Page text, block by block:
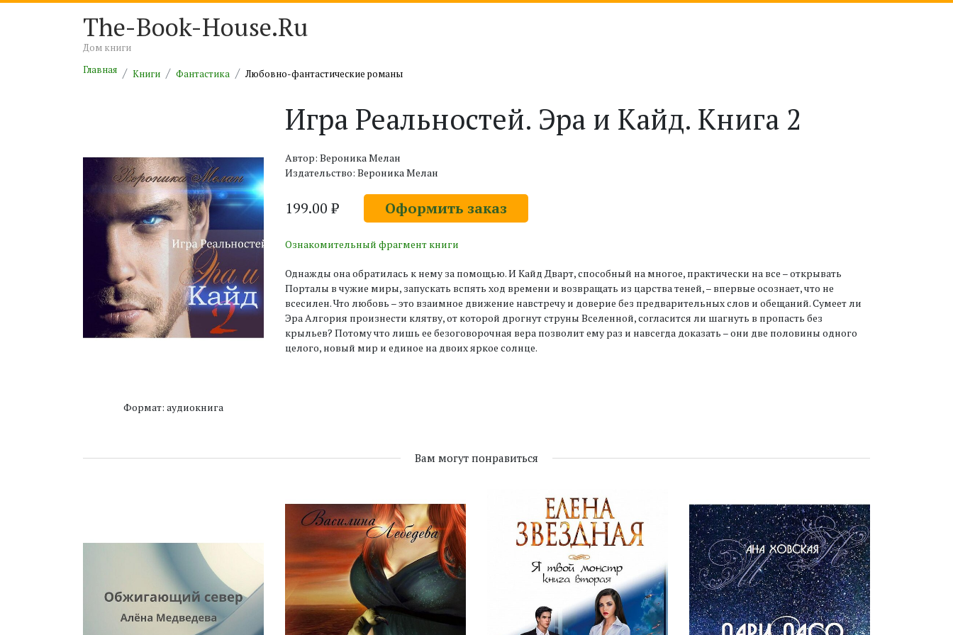
The-Book-House.Ru
Дом книги
Главная
Книги Фантастика Любовно-фантастические романы
Формат: аудиокнига
Игра Реальностей. Эра и Кайд. Книга 2
Автор: Вероника Мелан
Издательство: Вероника Мелан
199.00 ₽ Оформить заказ
Ознакомительный фрагмент книги
Однажды она обратилась к нему за помощью. И Кайд Дварт, способный на многое, практически на все – открывать
Порталы в чужие миры, запускать вспять ход времени и возвращать из царства теней, – впервые осознает, что не
всесилен. Что любовь – это взаимное движение навстречу и доверие без предварительных слов и обещаний. Сумеет ли
Эра Алгория произнести клятву, от которой дрогнут струны Вселенной, согласится ли шагнуть в пропасть без
крыльев? Потому что лишь ее безоговорочная вера позволит ему раз и навсегда доказать – они две половины одного
целого, новый мир и единое на двоих яркое солнце.
Вам могут понравиться